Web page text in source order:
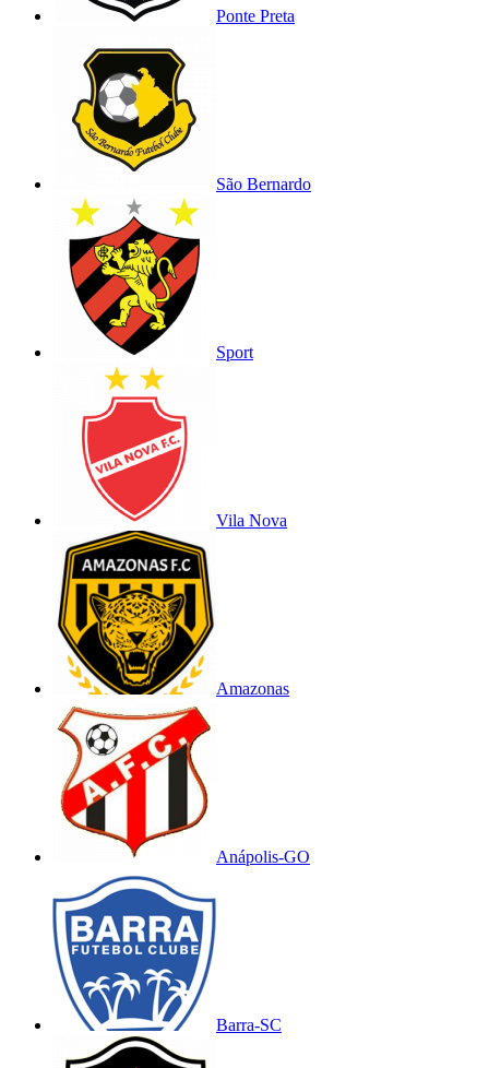
Ponte Preta
São Bernardo
Sport
Vila Nova
Amazonas
Anápolis-GO
Barra-SC